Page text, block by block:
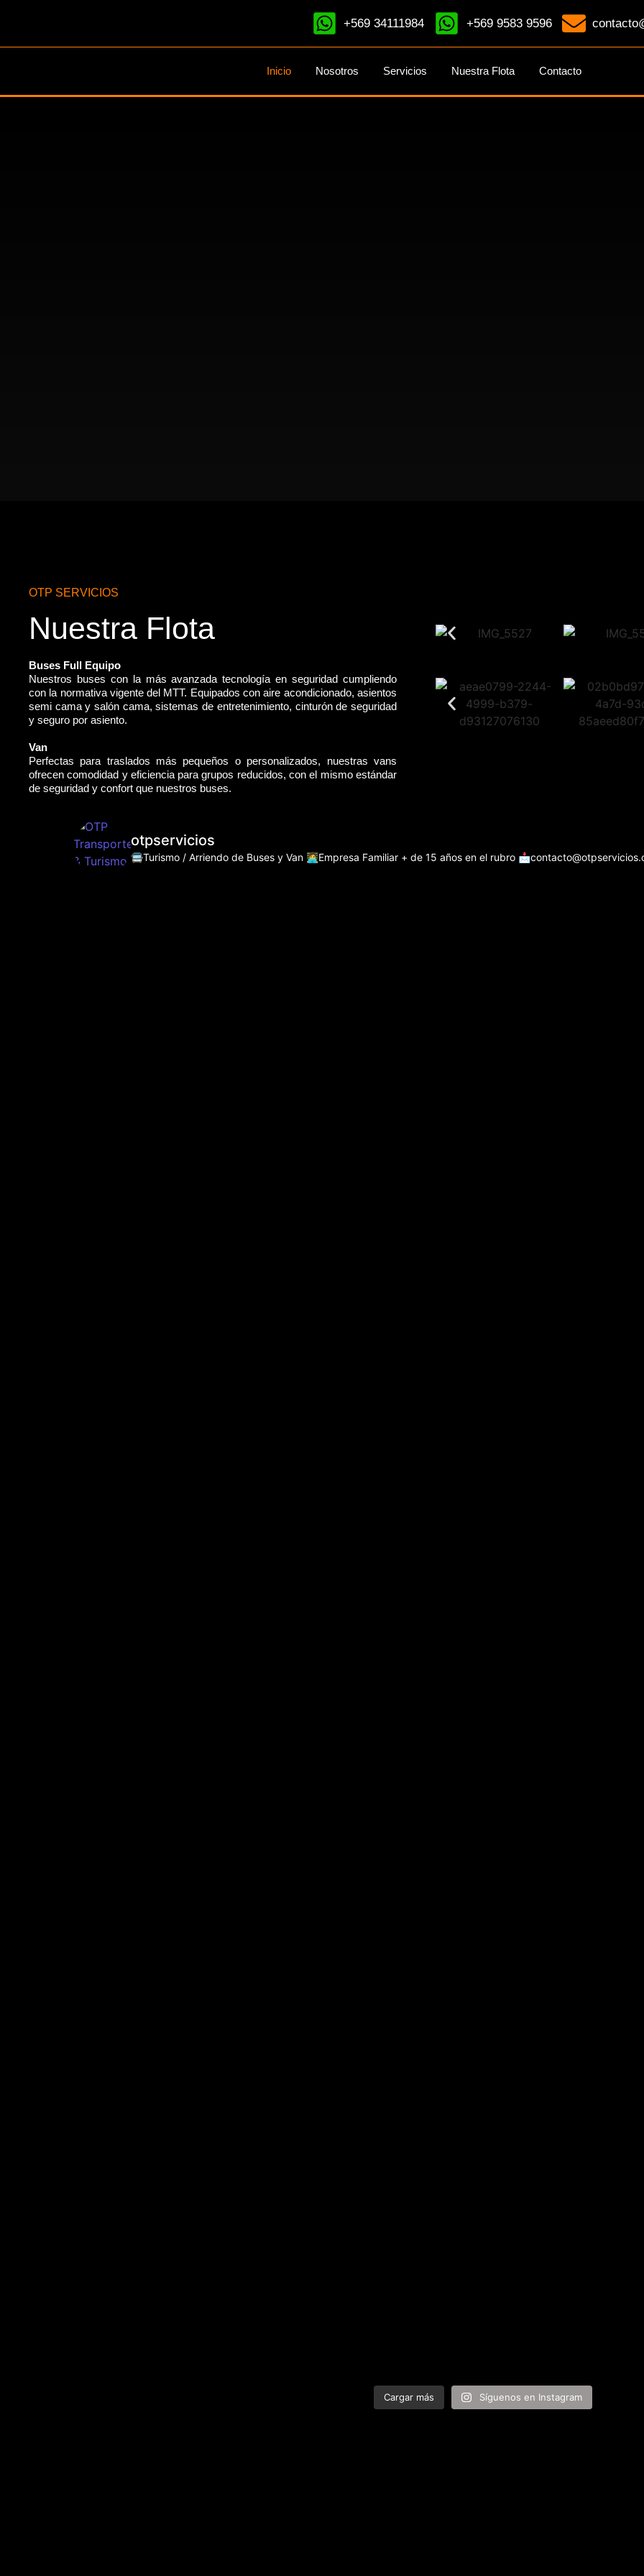
+569 34111984 +569 9583 9596
Inicio Nosotros Servicios Nuestra Flota Contacto
OTP SERVICIOS
Nuestra Flota
Buses Full Equipo
Nuestros buses con la más avanzada tecnología en seguridad cumpliendo
con la normativa vigente del MTT. Equipados con aire acondicionado, asientos
semi cama y salón cama, sistemas de entretenimiento, cinturón de seguridad
y seguro por asiento.
Van
Perfectas para traslados más pequeños o personalizados, nuestras vans
ofrecen comodidad y eficiencia para grupos reducidos, con el mismo estándar
de seguridad y confort que nuestros buses.
otpservicios
🚍Turismo / Arriendo de Buses y Van 👩‍💻Empresa Familiar + de 15 años en el rubro
Cargar más Síguenos en Instagram